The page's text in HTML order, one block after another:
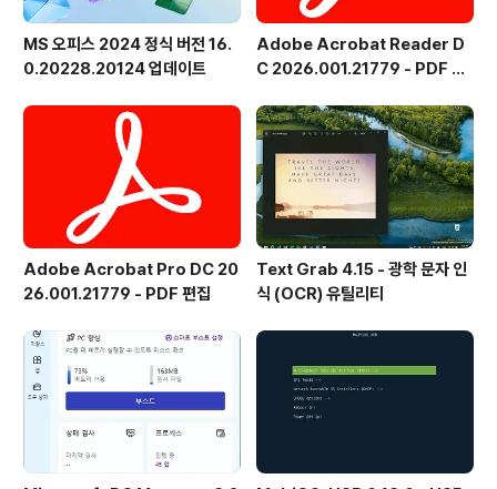
MS 오피스 2024 정식 버전 16.
0.20228.20124 업데이트
Adobe Acrobat Reader D
C 2026.001.21779 - PDF 뷰
Adobe Acrobat Pro DC 20
26.001.21779 - PDF 편집
Text Grab 4.15 - 광학 문자 인
식 (OCR) 유틸리티